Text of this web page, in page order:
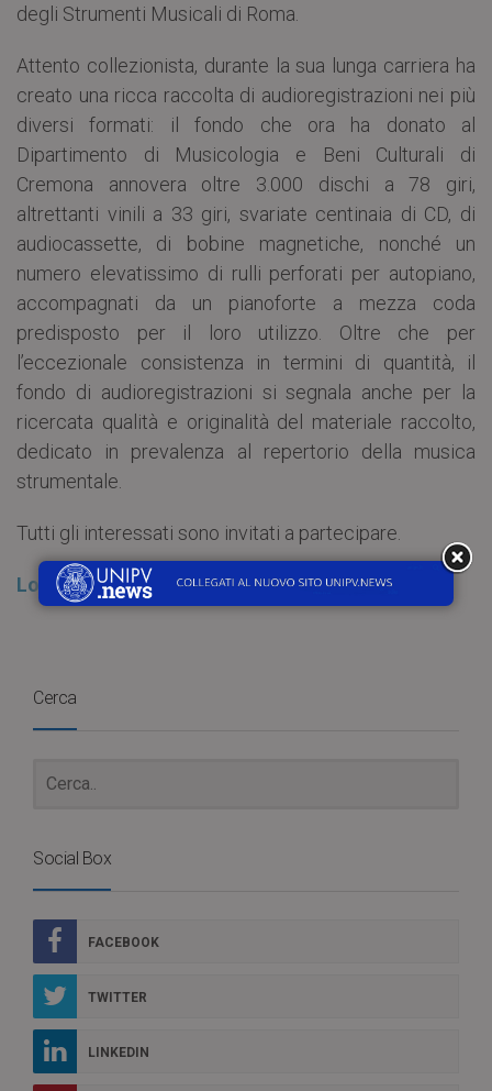
degli Strumenti Musicali di Roma.
Attento collezionista, durante la sua lunga carriera ha
creato una ricca raccolta di audioregistrazioni nei più
diversi formati: il fondo che ora ha donato al
Dipartimento di Musicologia e Beni Culturali di
Cremona annovera oltre 3.000 dischi a 78 giri,
altrettanti vinili a 33 giri, svariate centinaia di CD, di
audiocassette, di bobine magnetiche, nonché un
numero elevatissimo di rulli perforati per autopiano,
accompagnati da un pianoforte a mezza coda
predisposto per il loro utilizzo. Oltre che per
l’eccezionale consistenza in termini di quantità, il
fondo di audioregistrazioni si segnala anche per la
ricercata qualità e originalità del materiale raccolto,
dedicato in prevalenza al repertorio della musica
strumentale.
Tutti gli interessati sono invitati a partecipare.
Locandina
Cerca
Social Box
FACEBOOK
TWITTER
LINKEDIN